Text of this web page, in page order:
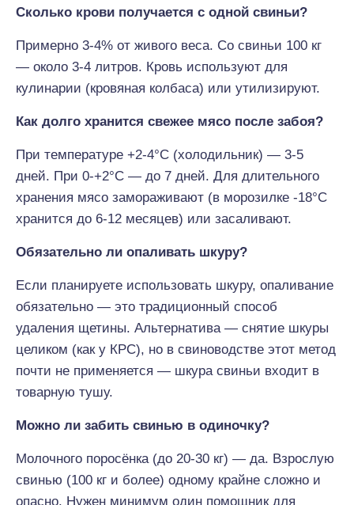
Сколько крови получается с одной свиньи?
Примерно 3-4% от живого веса. Со свиньи 100 кг
— около 3-4 литров. Кровь используют для
кулинарии (кровяная колбаса) или утилизируют.
Как долго хранится свежее мясо после забоя?
При температуре +2-4°C (холодильник) — 3-5
дней. При 0-+2°C — до 7 дней. Для длительного
хранения мясо замораживают (в морозилке -18°C
хранится до 6-12 месяцев) или засаливают.
Обязательно ли опаливать шкуру?
Если планируете использовать шкуру, опаливание
обязательно — это традиционный способ
удаления щетины. Альтернатива — снятие шкуры
целиком (как у КРС), но в свиноводстве этот метод
почти не применяется — шкура свиньи входит в
товарную тушу.
Можно ли забить свинью в одиночку?
Молочного поросёнка (до 20-30 кг) — да. Взрослую
свинью (100 кг и более) одному крайне сложно и
опасно. Нужен минимум один помощник для